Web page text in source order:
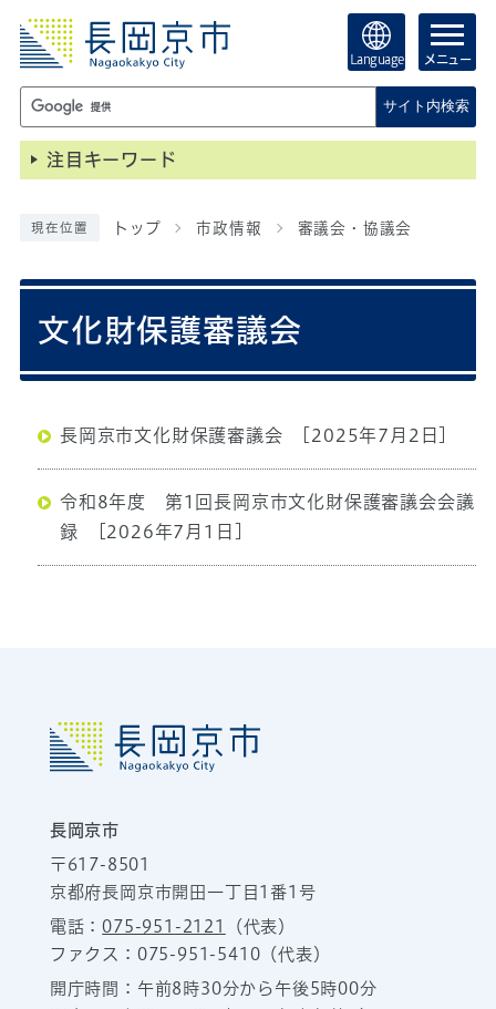
Language メニュー
サイト内検索
注目キーワード
現在位置 トップ 市政情報 審議会・協議会
文化財保護審議会
長岡京市文化財保護審議会 [2025年7月2日]
令和8年度 第1回長岡京市文化財保護審議会会議
録
[2026年7月1日]
長岡京市
〒617-8501
京都府長岡京市開田一丁目1番1号
電話：075-951-2121
（代表）
ファクス：075-951-5410（代表）
開庁時間：午前8時30分から午後5時00分